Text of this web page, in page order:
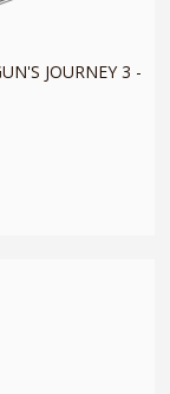
JOURNEY 3 -